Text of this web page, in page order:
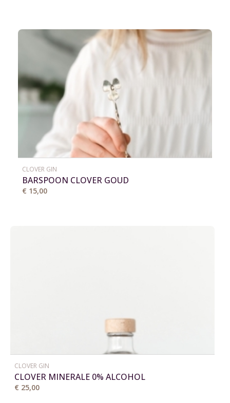
CLOVER GIN
BARSPOON CLOVER GOUD
€ 15,00
CLOVER GIN
CLOVER MINERALE 0% ALCOHOL
€ 25,00